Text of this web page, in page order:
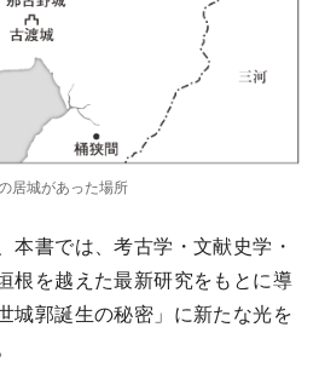
居城があった場所
書では、考古学・文献史学・
根を越えた最新研究をもとに導
城郭誕生の秘密」に新たな光を